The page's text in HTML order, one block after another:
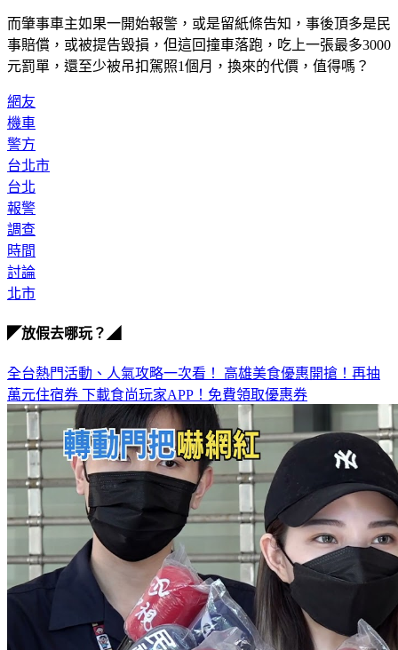
而肇事車主如果一開始報警，或是留紙條告知，事後頂多是民
事賠償，或被提告毀損，但這回撞車落跑，吃上一張最多3000
元罰單，還至少被吊扣駕照1個月，換來的代價，值得嗎？
網友
機車
警方
台北市
台北
報警
調查
時間
討論
北市
◤放假去哪玩？◢
全台熱門活動、人氣攻略一次看！ 高雄美食優惠開搶！再抽
萬元住宿券 下載食尚玩家APP！免費領取優惠券